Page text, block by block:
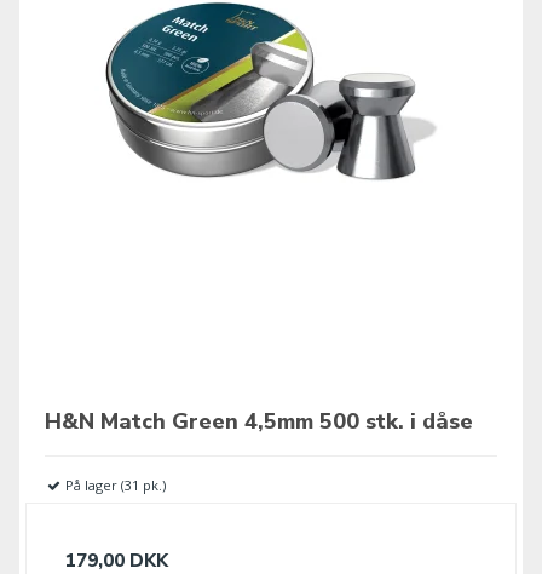
H&N Match Green 4,5mm 500 stk. i dåse
På lager (31 pk.)
179,00 DKK